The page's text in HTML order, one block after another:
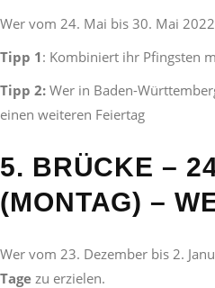
Wer vom 24. Mai bis 30. Mai
Tipp 1: Kombiniert ihr Pfingsten
Tipp 2: Wer in Baden-
einen weiteren Feiertag
5. BRÜCKE –
(MONTAG) –
Wer vom 23. Dezember bis 2.
Tage zu erzielen.